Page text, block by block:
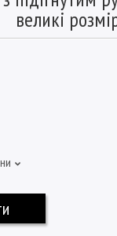
великі